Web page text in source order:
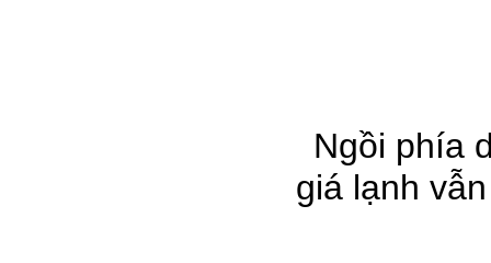
Ngồi phía
giá lạnh